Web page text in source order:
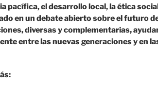
pacífica, el desarrollo local, la ética
en un debate abierto sobre el futuro
diversas y complementarias,
entre las nuevas generaciones y en